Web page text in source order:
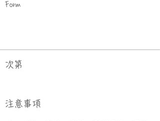
Form
次第
​注意事項